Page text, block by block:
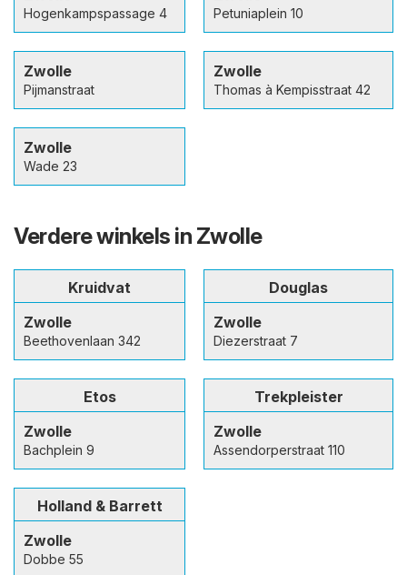
Hogenkampspassage 4 Petuniaplein 10
Zwolle
Pijmanstraat
Zwolle
Thomas à Kempisstraat 42
Zwolle
Wade 23
Verdere winkels in Zwolle
Kruidvat
Zwolle
Beethovenlaan 342
Douglas
Zwolle
Diezerstraat 7
Etos
Zwolle
Bachplein 9
Trekpleister
Zwolle
Assendorperstraat 110
Holland & Barrett
Zwolle
Dobbe 55